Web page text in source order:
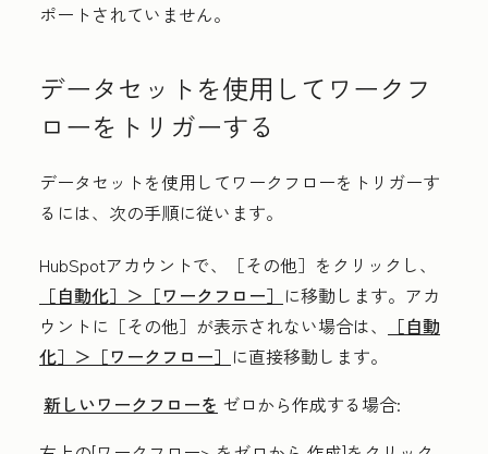
ポートされていません。
データセットを使用してワークフ
ローをトリガーする
データセットを使用してワークフローをトリガーす
るには、次の手順に従います。
HubSpotアカウントで、
［その他］をクリックし、
［自動化］＞ ［ワークフロー］ に移動します。アカ
ウントに ［その他］が表示されない場合は、
［自動
化］＞ ［ワークフロー］ に直接移動します。
新しいワークフローを ゼロから作成する場合: